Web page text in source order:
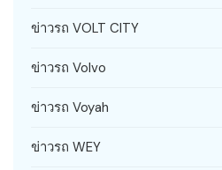
ข่าวรถ VOLT CITY
ข่าวรถ Volvo
ข่าวรถ Voyah
ข่าวรถ WEY